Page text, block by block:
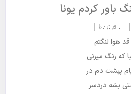
باور کردم یونا
───┤ ♩♬♫♪♭
قد هوا لنگتم
که زنگ میزنی
پیشت دم در
بشه دردسر